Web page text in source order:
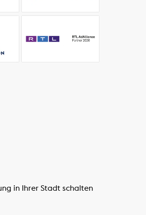
in Ihrer Stadt schalten